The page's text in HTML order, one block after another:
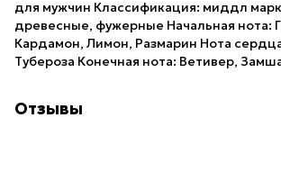
для мужчин Классификация: миддл
древесные, фужерные Начальная нота:
Кардамон, Лимон, Размарин Нота
Тубероза Конечная нота: Ветивер,
Отзывы